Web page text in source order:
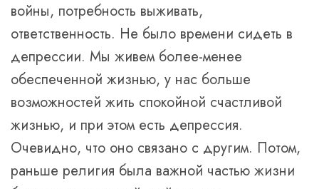
войны, потребность выживать,
ответственность. Не было времени сидеть в
депрессии. Мы живем более-менее
обеспеченной жизнью, у нас больше
возможностей жить спокойной счастливой
жизнью, и при этом есть депрессия.
Очевидно, что оно связано с другим. Потом,
раньше религия была важной частью жизни